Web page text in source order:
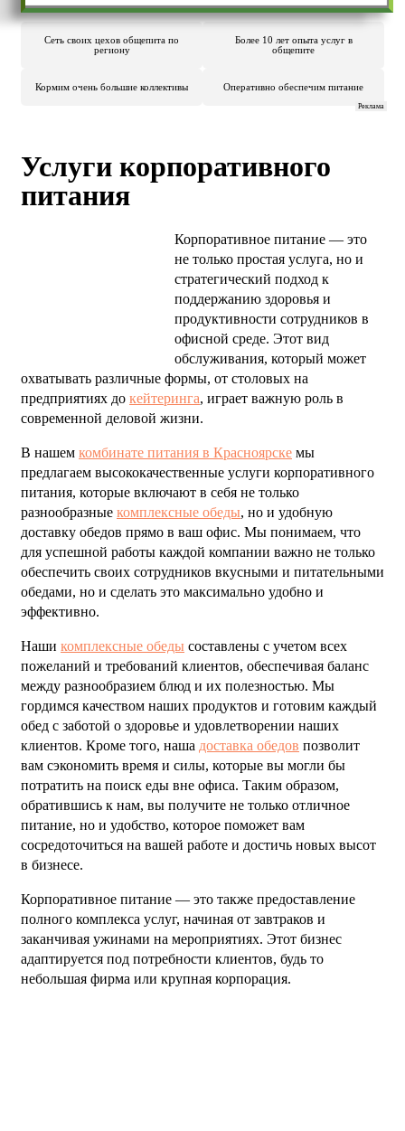
Сеть своих цехов общепита по
региону
Более 10 лет опыта услуг в
общепите
Кормим очень большие коллективы Оперативно обеспечим питание
Реклама
Услуги корпоративного
питания
Корпоративное питание — это
не только простая услуга, но и
стратегический подход к
поддержанию здоровья и
продуктивности сотрудников в
офисной среде. Этот вид
обслуживания, который может
охватывать различные формы, от столовых на
предприятиях до кейтеринга, играет важную роль в
современной деловой жизни.
В нашем комбинате питания в Красноярске мы
предлагаем высококачественные услуги корпоративного
питания, которые включают в себя не только
разнообразные комплексные обеды, но и удобную
доставку обедов прямо в ваш офис. Мы понимаем, что
для успешной работы каждой компании важно не только
обеспечить своих сотрудников вкусными и питательными
обедами, но и сделать это максимально удобно и
эффективно.
Наши комплексные обеды составлены с учетом всех
пожеланий и требований клиентов, обеспечивая баланс
между разнообразием блюд и их полезностью. Мы
гордимся качеством наших продуктов и готовим каждый
обед с заботой о здоровье и удовлетворении наших
клиентов. Кроме того, наша доставка обедов позволит
вам сэкономить время и силы, которые вы могли бы
потратить на поиск еды вне офиса. Таким образом,
обратившись к нам, вы получите не только отличное
питание, но и удобство, которое поможет вам
сосредоточиться на вашей работе и достичь новых высот
в бизнесе.
Корпоративное питание — это также предоставление
полного комплекса услуг, начиная от завтраков и
заканчивая ужинами на мероприятиях. Этот бизнес
адаптируется под потребности клиентов, будь то
небольшая фирма или крупная корпорация.